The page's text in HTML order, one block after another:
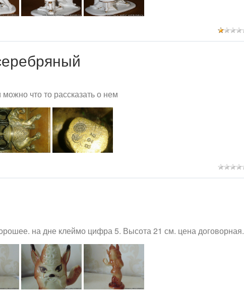
что то рассказать о нем
на дне клеймо цифра 5. Высота 21 см. цена договорная.